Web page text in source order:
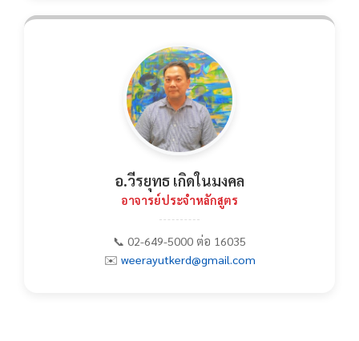
อ.วีรยุทธ เกิดในมงคล
อาจารย์ประจำหลักสูตร
📞 02-649-5000 ต่อ 16035
✉️ weerayutkerd@gmail.com